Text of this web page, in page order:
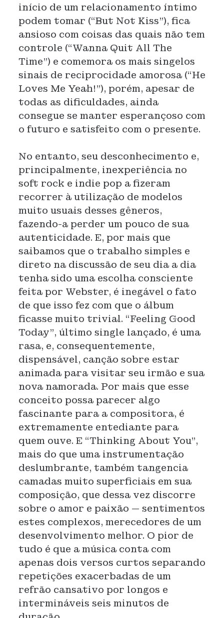
início de um relacionamento íntimo
podem tomar (“But Not Kiss”), fica
ansioso com coisas das quais não tem
controle (“Wanna Quit All The
Time”) e comemora os mais singelos
sinais de reciprocidade amorosa (“He
Loves Me Yeah!”), porém, apesar de
todas as dificuldades, ainda
consegue se manter esperançoso com
o futuro e satisfeito com o presente.
No entanto, seu desconhecimento e,
principalmente, inexperiência no
soft rock e indie pop a fizeram
recorrer à utilização de modelos
muito usuais desses gêneros,
fazendo-a perder um pouco de sua
autenticidade. E, por mais que
saibamos que o trabalho simples e
direto na discussão de seu dia a dia
tenha sido uma escolha consciente
feita por Webster, é inegável o fato
de que isso fez com que o álbum
ficasse muito trivial. “Feeling Good
Today”, último single lançado, é uma
rasa, e, consequentemente,
dispensável, canção sobre estar
animada para visitar seu irmão e sua
nova namorada. Por mais que esse
conceito possa parecer algo
fascinante para a compositora, é
extremamente entediante para
quem ouve. E “Thinking About You”,
mais do que uma instrumentação
deslumbrante, também tangencia
camadas muito superficiais em sua
composição, que dessa vez discorre
sobre o amor e paixão — sentimentos
estes complexos, merecedores de um
desenvolvimento melhor. O pior de
tudo é que a música conta com
apenas dois versos curtos separando
repetições exacerbadas de um
refrão cansativo por longos e
intermináveis seis minutos de